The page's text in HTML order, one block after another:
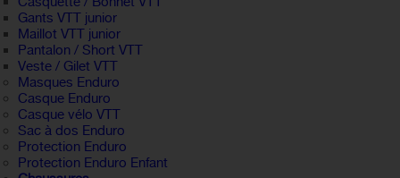
Gants VTT junior
Maillot VTT junior
Pantalon / Short VTT
Veste / Gilet VTT
Masques Enduro
Casque Enduro
Casque vélo VTT
Sac à dos Enduro
Protection Enduro
Protection Enduro Enfant